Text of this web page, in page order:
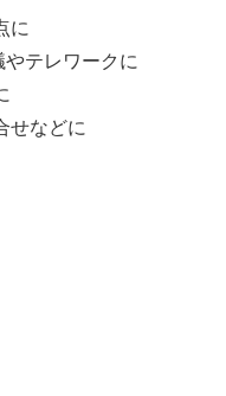
に
テレワークに
せなどに